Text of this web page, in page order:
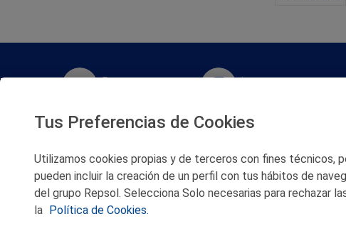
Twitter
Facebook
Youtube
Flickr
Instagram
Slideshare
Soundcloud
Tus Preferencias de Cookies
Utilizamos cookies propias y de terceros con fines técnicos,
pueden incluir la creación de un perfil con tus hábitos de
del grupo Repsol. Selecciona Solo necesarias para rechazar
la Política de Cookies.